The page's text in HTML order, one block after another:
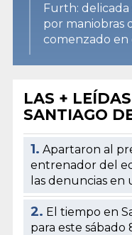
Furth: delicada
por maniobras
comenzado en
LAS +
SANTIAGO
1. Apartaron al
entrenador del
las denuncias
2. El tiempo en
para este sábado